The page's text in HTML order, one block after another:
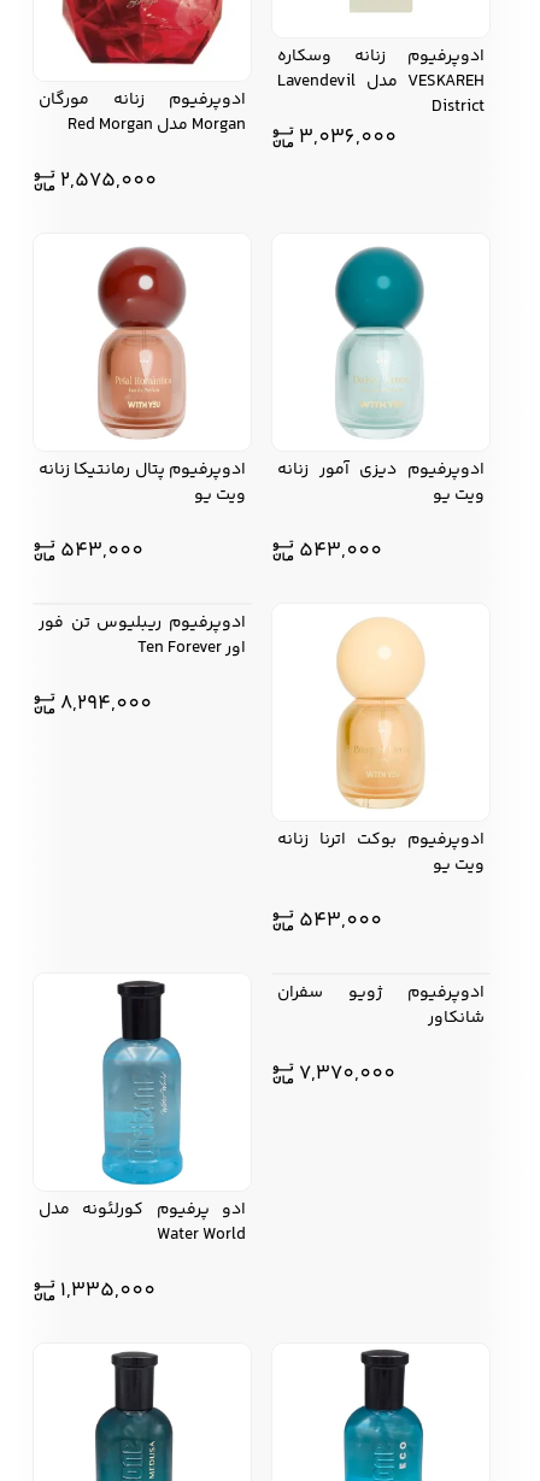
ادوپرفيوم زنانه وسکاره
VESKAREH مدل Lavendevil
District
3,036,000
ادوپرفیوم زنانه مورگان
Morgan مدل Red Morgan
2,575,000
ادوپرفیوم دیزی آمور زنانه
ویت یو
543,000
ادوپرفیوم پتال رمانتیکا زنانه
ویت یو
543,000
ادوپرفیوم بوکت اترنا زنانه
ویت یو
543,000
ادوپرفیوم ریبلیوس تن فور
اور Ten Forever
8,294,000
ادوپرفیوم ژویو سفران
شانکاور
7,370,000
ادو پرفیوم کورلئونه مدل
Water World
1,335,000